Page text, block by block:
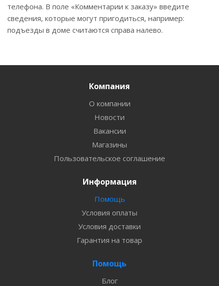
телефона. В поле «Комментарии к заказу» введите
сведения, которые могут пригодиться, например:
подъезды в доме считаются справа налево.
Компания
О компании
Новости
Вакансии
Магазины
Пользовательское соглашение
Информация
Помощь
Условия оплаты
Условия доставки
Гарантия на товар
Помощь
Блог